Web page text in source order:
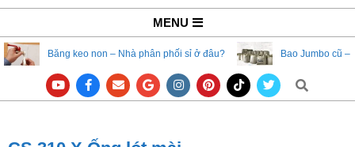
Navigation
Menu
MENU
Băng keo non – Nhà phân phối sỉ ở đâu? Bao Jumbo cũ –
Search